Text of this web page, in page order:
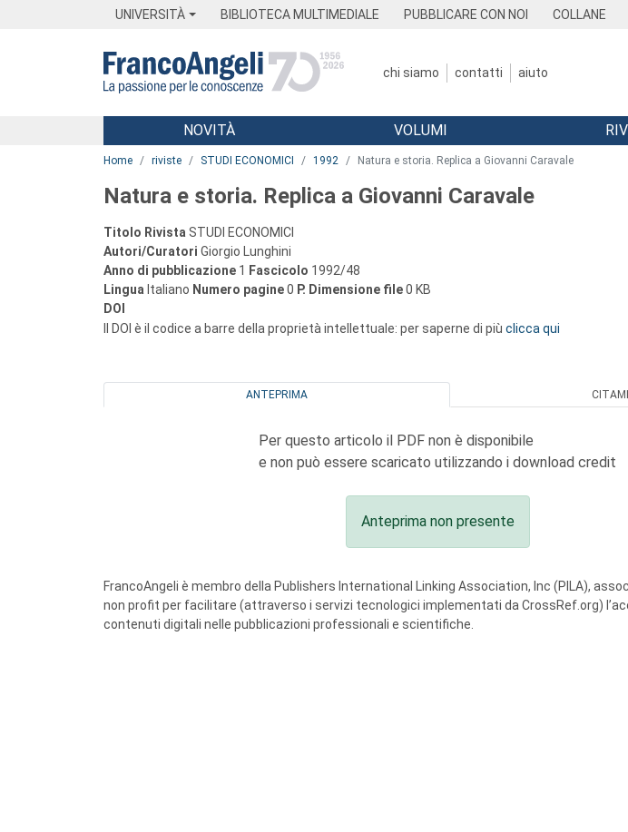
UNIVERSITÀ BIBLIOTECA MULTIMEDIALE PUBBLICARE CON NOI COLLANE
chi siamo contatti aiuto
Menu
NOVITÀ VOLUMI
Home riviste STUDI ECONOMICI 1992 Natura e storia. Replica a Giovanni Caravale
Natura e storia. Replica a Giovanni Caravale
Titolo Rivista STUDI ECONOMICI
Autori/Curatori Giorgio Lunghini
Anno di pubblicazione 1 Fascicolo 1992/48
Lingua Italiano Numero pagine0 P. Dimensione file0 KB
DOI
Il DOI è il codice a barre della proprietà intellettuale: per saperne di più clicca qui
ANTEPRIMA CITAMI
Per questo articolo il PDF non è disponibile
e non può essere scaricato utilizzando i download credit
Anteprima non presente
FrancoAngeli è membro della Publishers International Linking Association, Inc (PILA),
non profit per facilitare (attraverso i servizi tecnologici implementati da CrossRef.org)
contenuti digitali nelle pubblicazioni professionali e scientifiche.